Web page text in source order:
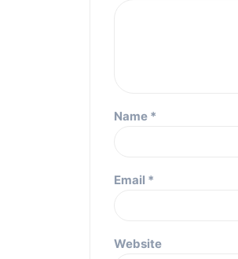
Name *
Email *
Website